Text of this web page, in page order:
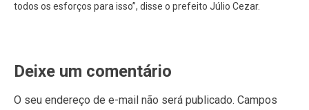
todos os esforços para isso”, disse o prefeito Júlio Cezar.
Deixe um comentário
O seu endereço de e-mail não será publicado. Campos